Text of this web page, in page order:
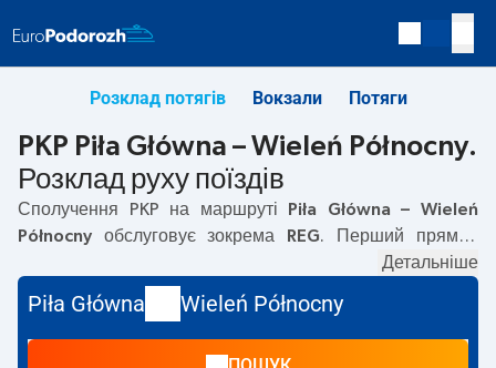
Розклад потягів Вокзали Потяги
PKP Piła Główna – Wieleń Północny.
Розклад руху поїздів
Сполучення PKP на маршруті
Piła Główna – Wieleń
Północny обслуговує зокрема REG. Перший прямий
з вокзалу PKP Piła Główna.
Останній потяг до Wieleń Północny вирушає о 21:37.
Найшвидший маршрут пропонує потяг без пересадок
BORY TUCHOLSKIE
. Подорож цим потягом триває
Детальніше
Piła Główna Wieleń Północny